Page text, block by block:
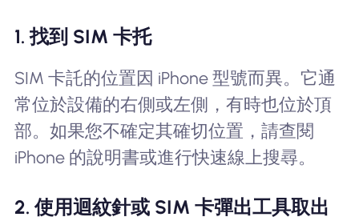
1. 找到 SIM 卡托
SIM 卡託的位置因 iPhone 型號而異。它通
常位於設備的右側或左側，有時也位於頂
部。如果您不確定其確切位置，請查閱
iPhone 的說明書或進行快速線上搜尋。
2. 使用迴紋針或 SIM 卡彈出工具取出